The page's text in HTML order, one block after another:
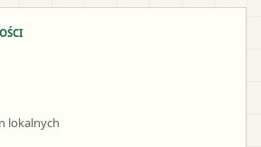
lokalnych